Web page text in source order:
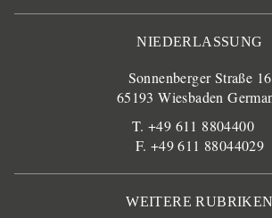
NIEDERLASSUNG
Sonnenberger Straße 16
65193 Wiesbaden
T. +49 611 8804400
F. +49 611 88044029
WEITERE RUBRIKEN